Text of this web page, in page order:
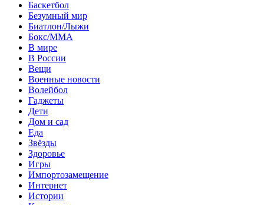
Баскетбол
Безумный мир
Биатлон/Лыжи
Бокс/MMA
В мире
В России
Вещи
Военные новости
Волейбол
Гаджеты
Дети
Дом и сад
Еда
Звёзды
Здоровье
Игры
Импортозамещение
Интернет
Истории